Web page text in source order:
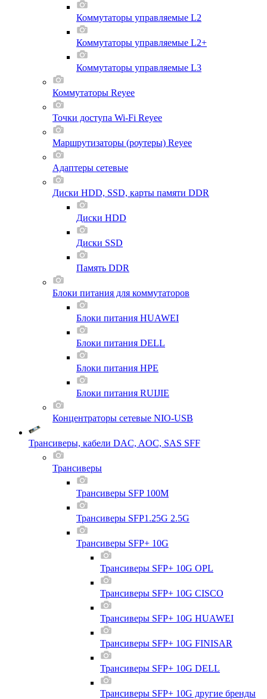
Коммутаторы управляемые L2
Коммутаторы управляемые L2+
Коммутаторы управляемые L3
Коммутаторы Reyee
Точки доступа Wi-Fi Reyee
Маршрутизаторы (роутеры) Reyee
Адаптеры сетевые
Диски HDD, SSD, карты памяти DDR
Диски HDD
Диски SSD
Память DDR
Блоки питания для коммутаторов
Блоки питания HUAWEI
Блоки питания DELL
Блоки питания HPE
Блоки питания RUIJIE
Концентраторы сетевые NIO-USB
Трансиверы, кабели DAC, AOC, SAS SFF
Трансиверы
Трансиверы SFP 100M
Трансиверы SFP1.25G 2.5G
Трансиверы SFP+ 10G
Трансиверы SFP+ 10G OPL
Трансиверы SFP+ 10G CISCO
Трансиверы SFP+ 10G HUAWEI
Трансиверы SFP+ 10G FINISAR
Трансиверы SFP+ 10G DELL
Трансиверы SFP+ 10G другие бренды